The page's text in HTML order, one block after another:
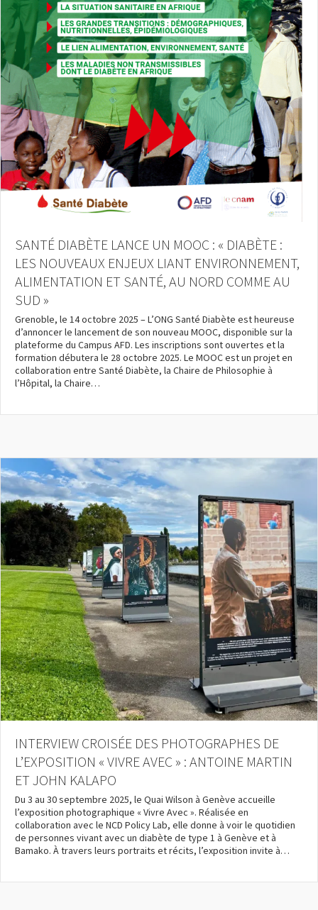
SANTÉ DIABÈTE LANCE UN MOOC : « DIABÈTE :
LES NOUVEAUX ENJEUX LIANT ENVIRONNEMENT,
ALIMENTATION ET SANTÉ, AU NORD COMME AU
SUD »
Grenoble, le 14 octobre 2025 – L’ONG Santé Diabète est heureuse
d’annoncer le lancement de son nouveau MOOC, disponible sur la
plateforme du Campus AFD. Les inscriptions sont ouvertes et la
formation débutera le 28 octobre 2025. Le MOOC est un projet en
collaboration entre Santé Diabète, la Chaire de Philosophie à
l’Hôpital, la Chaire…
INTERVIEW CROISÉE DES PHOTOGRAPHES DE
L’EXPOSITION « VIVRE AVEC » : ANTOINE MARTIN
ET JOHN KALAPO
Du 3 au 30 septembre 2025, le Quai Wilson à Genève accueille
l’exposition photographique « Vivre Avec ». Réalisée en
collaboration avec le NCD Policy Lab, elle donne à voir le quotidien
de personnes vivant avec un diabète de type 1 à Genève et à
Bamako. À travers leurs portraits et récits, l’exposition invite à…